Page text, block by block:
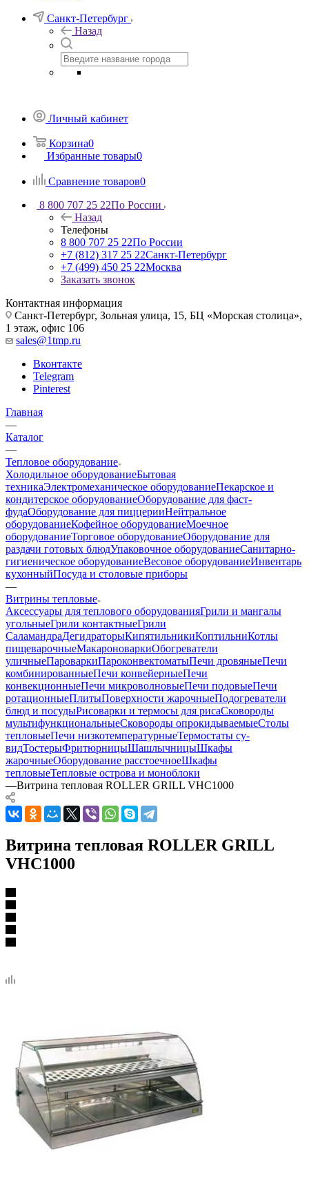
Санкт-Петербург
Назад
Личный кабинет
Корзина0
Избранные товары0
Сравнение товаров0
8 800 707 25 22По России
Назад
Телефоны
8 800 707 25 22По России
+7 (812) 317 25 22Санкт-Петербург
+7 (499) 450 25 22Москва
Заказать звонок
Контактная информация
Санкт-Петербург, Зольная улица, 15, БЦ «Морская столица»,
1 этаж, офис 106
sales@1tmp.ru
Вконтакте
Telegram
Pinterest
Главная
—
Каталог
—
Тепловое оборудование
Холодильное оборудованиеБытовая
техникаЭлектромеханическое оборудованиеПекарское и
кондитерское оборудованиеОборудование для фаст-
фудаОборудование для пиццерииНейтральное
оборудованиеКофейное оборудованиеМоечное
оборудованиеТорговое оборудованиеОборудование для
раздачи готовых блюдУпаковочное оборудованиеСанитарно-
гигиеническое оборудованиеВесовое оборудованиеИнвентарь
кухонныйПосуда и столовые приборы
—
Витрины тепловые
Аксессуары для теплового оборудованияГрили и мангалы
угольныеГрили контактныеГрили
СаламандраДегидраторыКипятильникиКоптильниКотлы
пищеварочныеМакароноваркиОбогреватели
уличныеПароваркиПароконвектоматыПечи дровяныеПечи
комбинированныеПечи конвейерныеПечи
конвекционныеПечи микроволновыеПечи подовыеПечи
ротационныеПлитыПоверхности жарочныеПодогреватели
блюд и посудыРисоварки и термосы для рисаСковороды
мультифункциональныеСковороды опрокидываемыеСтолы
тепловыеПечи низкотемпературныеТермостаты су-
видТостерыФритюрницыШашлычницыШкафы
жарочныеОборудование расстоечноеШкафы
тепловыеТепловые острова и моноблоки
—Витрина тепловая ROLLER GRILL VHC1000
Витрина тепловая ROLLER GRILL
VHC1000